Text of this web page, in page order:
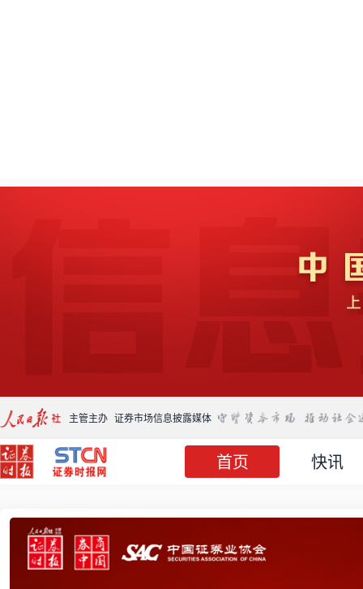
主管主办 证券市场信息披露媒体
首页 快讯